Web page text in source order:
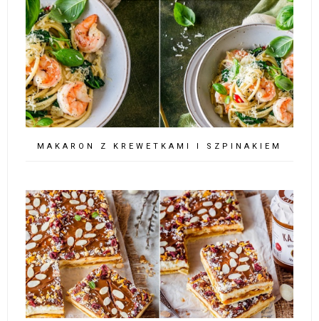
MAKARON Z KREWETKAMI I SZPINAKIEM